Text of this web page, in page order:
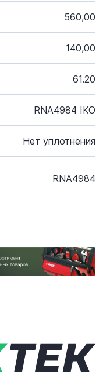
560,00
140,00
61.20
RNA4984 IKO
Нет уплотнения
RNA4984